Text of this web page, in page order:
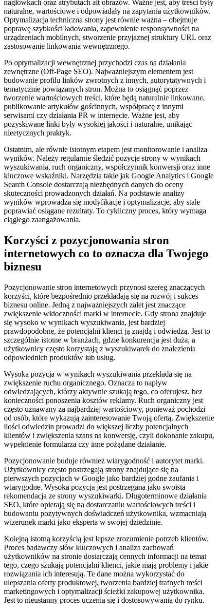
nagłówkach oraz atrybutach alt obrazów. Ważne jest, aby treści były
naturalne, wartościowe i odpowiadały na zapytania użytkowników.
Optymalizacja techniczna strony jest równie ważna – obejmuje
poprawę szybkości ładowania, zapewnienie responsywności na
urządzeniach mobilnych, stworzenie przyjaznej struktury URL oraz
zastosowanie linkowania wewnętrznego.
Po optymalizacji wewnętrznej przychodzi czas na działania
zewnętrzne (Off-Page SEO). Najważniejszym elementem jest
budowanie profilu linków zwrotnych z innych, autorytatywnych i
tematycznie powiązanych stron. Można to osiągnąć poprzez
tworzenie wartościowych treści, które będą naturalnie linkowane,
publikowanie artykułów gościnnych, współpracę z innymi
serwisami czy działania PR w internecie. Ważne jest, aby
pozyskiwane linki były wysokiej jakości i naturalne, unikając
nieetycznych praktyk.
Ostatnim, ale równie istotnym etapem jest monitorowanie i analiza
wyników. Należy regularnie śledzić pozycje strony w wynikach
wyszukiwania, ruch organiczny, współczynnik konwersji oraz inne
kluczowe wskaźniki. Narzędzia takie jak Google Analytics i Google
Search Console dostarczają niezbędnych danych do oceny
skuteczności prowadzonych działań. Na podstawie analizy
wyników wprowadza się modyfikacje i optymalizacje, aby stale
poprawiać osiągane rezultaty. To cykliczny proces, który wymaga
ciągłego zaangażowania.
Korzyści z pozycjonowania stron
internetowych co to oznacza dla Twojego
biznesu
Pozycjonowanie stron internetowych przynosi szereg znaczących
korzyści, które bezpośrednio przekładają się na rozwój i sukces
biznesu online. Jedną z najważniejszych zalet jest znaczące
zwiększenie widoczności marki w internecie. Gdy strona znajduje
się wysoko w wynikach wyszukiwania, jest bardziej
prawdopodobne, że potencjalni klienci ją znajdą i odwiedzą. Jest to
szczególnie istotne w branżach, gdzie konkurencja jest duża, a
użytkownicy często korzystają z wyszukiwarek do znalezienia
odpowiednich produktów lub usług.
Wysoka pozycja w wynikach wyszukiwania przekłada się na
zwiększenie ruchu organicznego. Oznacza to napływ
odwiedzających, którzy aktywnie szukają tego, co oferujesz, bez
konieczności ponoszenia kosztów reklamy. Ruch organiczny jest
często uznawany za najbardziej wartościowy, ponieważ pochodzi
od osób, które wykazują zainteresowanie Twoją ofertą. Zwiększenie
ilości odwiedzin prowadzi do większej liczby potencjalnych
klientów i zwiększenia szans na konwersję, czyli dokonanie zakupu,
wypełnienie formularza czy inne pożądane działanie.
Pozycjonowanie buduje również wiarygodność i autorytet marki.
Użytkownicy często postrzegają strony znajdujące się na
pierwszych pozycjach w Google jako bardziej godne zaufania i
wiarygodne. Wysoka pozycja jest postrzegana jako swoista
rekomendacja ze strony wyszukiwarki. Długoterminowe działania
SEO, które opierają się na dostarczaniu wartościowych treści i
budowaniu pozytywnych doświadczeń użytkownika, wzmacniają
wizerunek marki jako eksperta w swojej dziedzinie.
Kolejną istotną korzyścią jest lepsze zrozumienie potrzeb klientów.
Proces badawczy słów kluczowych i analiza zachowań
użytkowników na stronie dostarczają cennych informacji na temat
tego, czego szukają potencjalni klienci, jakie mają problemy i jakie
rozwiązania ich interesują. Te dane można wykorzystać do
ulepszania oferty produktowej, tworzenia bardziej trafnych treści
marketingowych i optymalizacji ścieżki zakupowej użytkownika.
Jest to nieustanny proces uczenia się i dostosowywania do rynku.